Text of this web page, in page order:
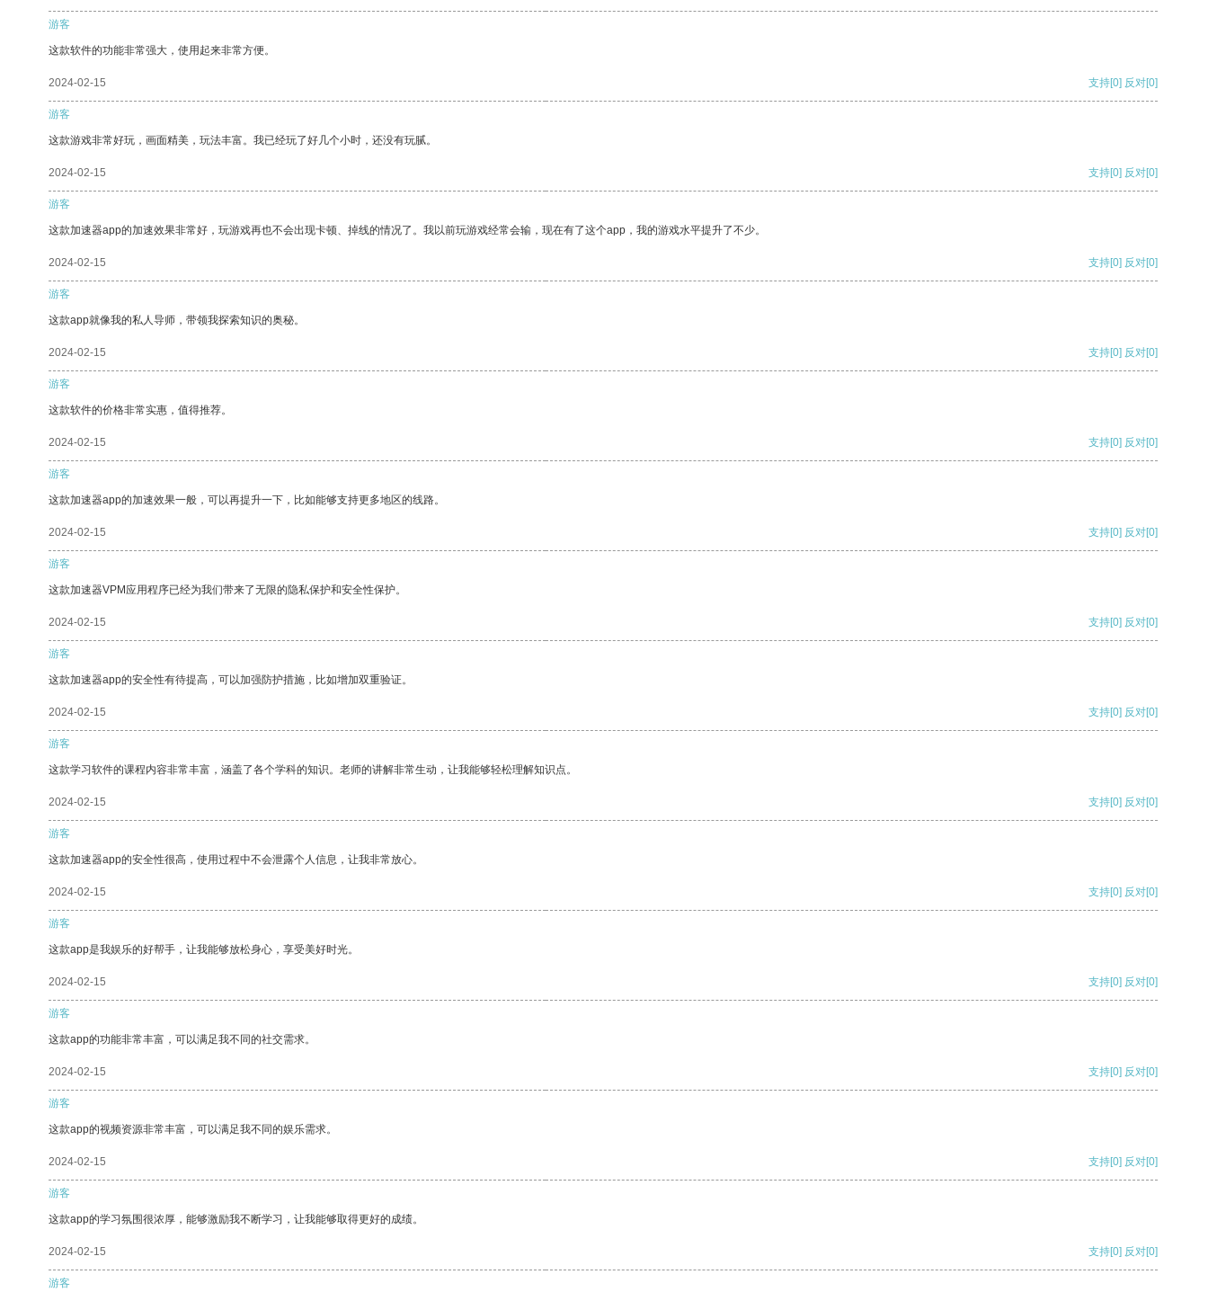
游客
这款软件的功能非常强大，使用起来非常方便。
2024-02-15 支持[0] 反对[0]
游客
这款游戏非常好玩，画面精美，玩法丰富。我已经玩了好几个小时，还没有玩腻。
2024-02-15 支持[0] 反对[0]
游客
这款加速器app的加速效果非常好，玩游戏再也不会出现卡顿、掉线的情况了。我以前玩游戏经常会输，现在有了这个app，我的游戏水平提升了不少。
2024-02-15 支持[0] 反对[0]
游客
这款app就像我的私人导师，带领我探索知识的奥秘。
2024-02-15 支持[0] 反对[0]
游客
这款软件的价格非常实惠，值得推荐。
2024-02-15 支持[0] 反对[0]
游客
这款加速器app的加速效果一般，可以再提升一下，比如能够支持更多地区的线路。
2024-02-15 支持[0] 反对[0]
游客
这款加速器VPM应用程序已经为我们带来了无限的隐私保护和安全性保护。
2024-02-15 支持[0] 反对[0]
游客
这款加速器app的安全性有待提高，可以加强防护措施，比如增加双重验证。
2024-02-15 支持[0] 反对[0]
游客
这款学习软件的课程内容非常丰富，涵盖了各个学科的知识。老师的讲解非常生动，让我能够轻松理解知识点。
2024-02-15 支持[0] 反对[0]
游客
这款加速器app的安全性很高，使用过程中不会泄露个人信息，让我非常放心。
2024-02-15 支持[0] 反对[0]
游客
这款app是我娱乐的好帮手，让我能够放松身心，享受美好时光。
2024-02-15 支持[0] 反对[0]
游客
这款app的功能非常丰富，可以满足我不同的社交需求。
2024-02-15 支持[0] 反对[0]
游客
这款app的视频资源非常丰富，可以满足我不同的娱乐需求。
2024-02-15 支持[0] 反对[0]
游客
这款app的学习氛围很浓厚，能够激励我不断学习，让我能够取得更好的成绩。
2024-02-15 支持[0] 反对[0]
游客